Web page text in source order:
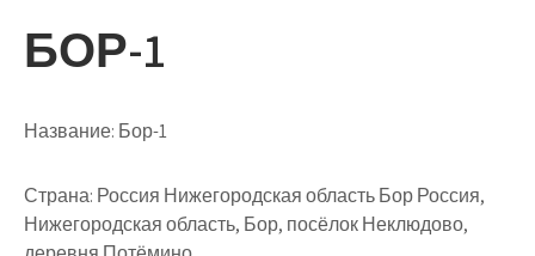
БОР-1
Название: Бор-1
Страна: Россия Нижегородская область Бор Россия,
Нижегородская область, Бор, посёлок Неклюдово,